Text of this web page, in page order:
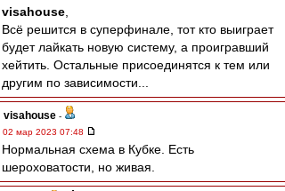
visahouse
Всё решится в суперфинале, тот кто выиграет
будет лайкать новую систему, а проигравший
хейтить. Остальные присоединятся к тем или
другим по зависимости...
visahouse -
02 мар 2023 07:48
Нормальная схема в Кубке. Есть
шероховатости, но живая.